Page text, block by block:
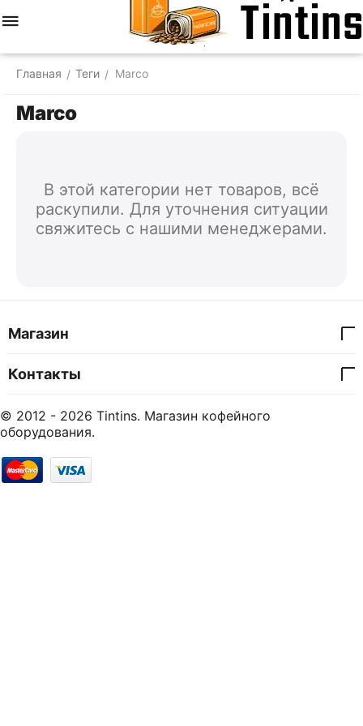
Главная / Теги / Marco
Marco
В этой категории нет товаров, всё
раскупили. Для уточнения ситуации
свяжитесь с нашими менеджерами.
Магазин
Контакты
© 2012 - 2026 Tintins. Магазин кофейного
оборудования.
Корзина Отложенные
товары
Аккаунт